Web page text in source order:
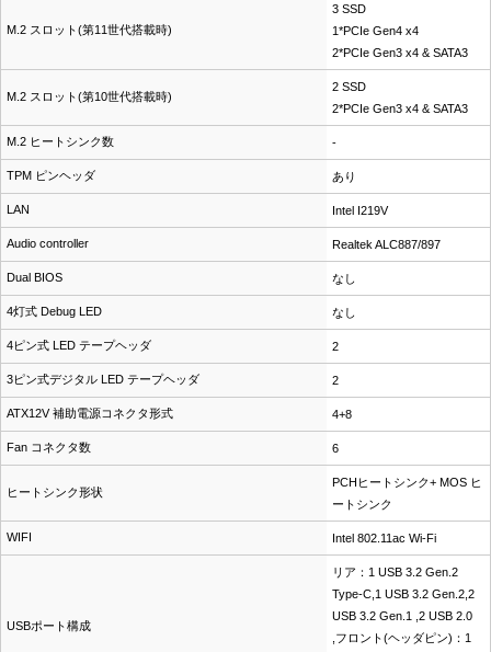
M.2 スロット(第11世代搭載時)
3 SSD
1*PCIe Gen4 x4
2*PCIe Gen3 x4 & SATA3
M.2 スロット(第10世代搭載時)
2 SSD
2*PCIe Gen3 x4 & SATA3
M.2 ヒートシンク数 -
TPM ピンヘッダ あり
LAN Intel I219V
Audio controller Realtek ALC887/897
Dual BIOS なし
4灯式 Debug LED なし
4ピン式 LED テープヘッダ 2
3ピン式デジタル LED テープヘッダ 2
ATX12V 補助電源コネクタ形式 4+8
Fan コネクタ数 6
ヒートシンク形状
PCHヒートシンク+ MOS ヒ
ートシンク
WIFI Intel 802.11ac Wi-Fi
USBポート構成
リア：1 USB 3.2 Gen.2
Type-C,1 USB 3.2 Gen.2,2
USB 3.2 Gen.1 ,2 USB 2.0
,フロント(ヘッダピン)：1